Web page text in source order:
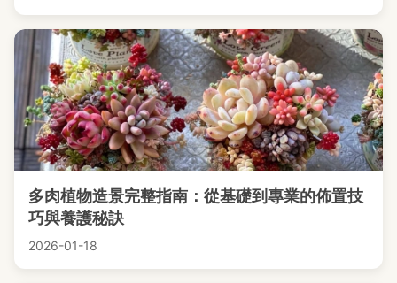
多肉植物造景完整指南：從基礎到專業的佈置技
巧與養護秘訣
2026-01-18